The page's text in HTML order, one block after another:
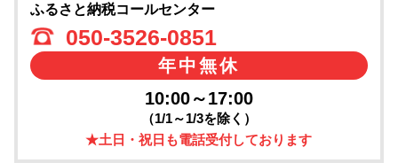
ふるさと納税コールセンター
050-3526-0851
年中無休
10:00～17:00
（1/1～1/3を除く）
★土日・祝日も電話受付しております